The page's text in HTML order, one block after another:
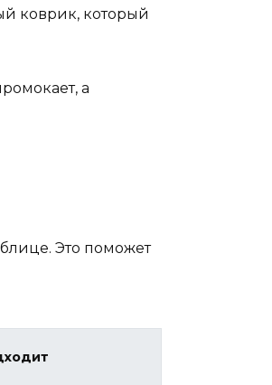
коврик, который
а
Это поможет